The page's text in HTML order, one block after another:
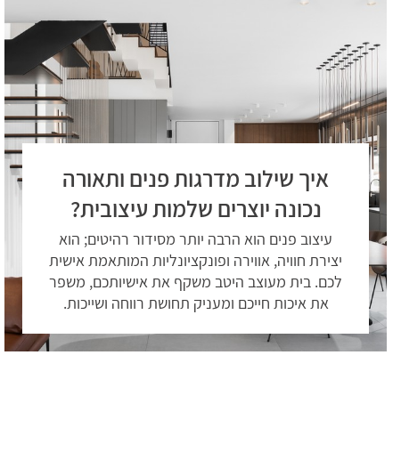
איך שילוב מדרגות פנים ותאורה
נכונה יוצרים שלמות עיצובית?
עיצוב פנים הוא הרבה יותר מסידור רהיטים; הוא
יצירת חוויה, אווירה ופונקציונליות המותאמת אישית
לכם. בית מעוצב היטב משקף את אישיותכם, משפר
את איכות חייכם ומעניק תחושת רווחה ושייכות.